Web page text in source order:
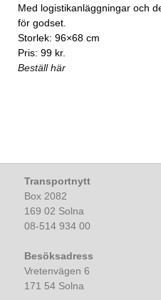
Med logistikanläggningar och
för godset.
Storlek: 96×68 cm
Pris: 99 kr.
Beställ här
Transportnytt
Box 2082
169 02 Solna
08-514 934 00
Besöksadress
Vretenvägen 6
171 54 Solna